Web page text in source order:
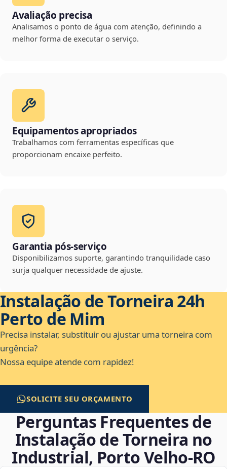
Avaliação precisa
Analisamos o ponto de água com atenção, definindo a
melhor forma de executar o serviço.
Equipamentos apropriados
Trabalhamos com ferramentas específicas que
proporcionam encaixe perfeito.
Garantia pós-serviço
Disponibilizamos suporte, garantindo tranquilidade caso
surja qualquer necessidade de ajuste.
Instalação de Torneira 24h
Perto de Mim
Precisa instalar, substituir ou ajustar uma torneira com
urgência?
Nossa equipe atende com rapidez!
SOLICITE SEU ORÇAMENTO
Perguntas Frequentes de
Instalação de Torneira no
Industrial, Porto Velho‑RO